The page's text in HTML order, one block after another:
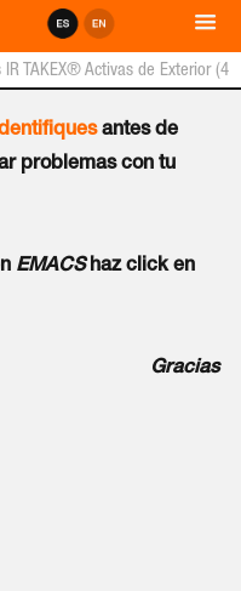
antes de
problemas con tu
EMACShaz click en
Gracias
IR TAKEX® Activas de Exterior (4
Activa
125E -